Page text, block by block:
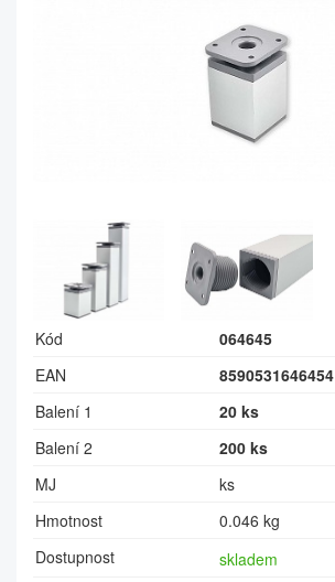
Kód
064645
EAN
8590531646454
Balení 1
20 ks
Balení 2
200 ks
MJ
ks
Hmotnost
0.046 kg
Dostupnost
skladem